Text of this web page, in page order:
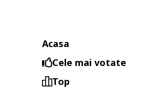
Acasa
Cele mai votate
Top